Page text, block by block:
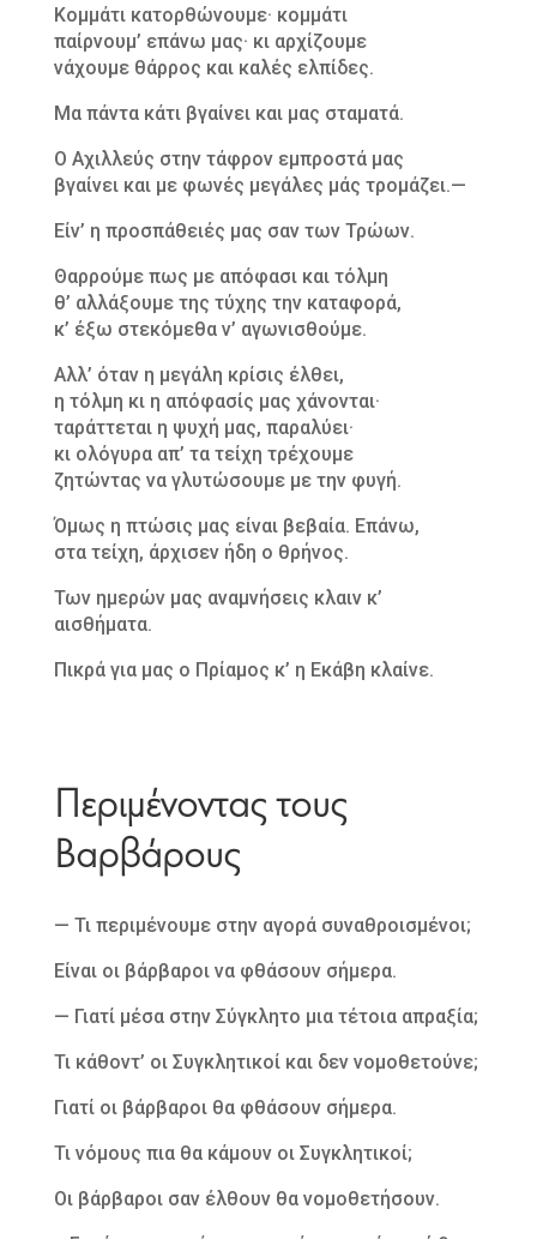
Κομμάτι κατορθώνουμε· κομμάτι
παίρνουμ’ επάνω μας· κι αρχίζουμε
νάχουμε θάρρος και καλές ελπίδες.
Μα πάντα κάτι βγαίνει και μας σταματά.
Ο Aχιλλεύς στην τάφρον εμπροστά μας
βγαίνει και με φωνές μεγάλες μάς τρομάζει.—
Είν’ η προσπάθειές μας σαν των Τρώων.
Θαρρούμε πως με απόφασι και τόλμη
θ’ αλλάξουμε της τύχης την καταφορά,
κ’ έξω στεκόμεθα ν’ αγωνισθούμε.
Aλλ’ όταν η μεγάλη κρίσις έλθει,
η τόλμη κι η απόφασίς μας χάνονται·
ταράττεται η ψυχή μας, παραλύει·
κι ολόγυρα απ’ τα τείχη τρέχουμε
ζητώντας να γλυτώσουμε με την φυγή.
Όμως η πτώσις μας είναι βεβαία. Επάνω,
στα τείχη, άρχισεν ήδη ο θρήνος.
Των ημερών μας αναμνήσεις κλαιν κ’
αισθήματα.
Πικρά για μας ο Πρίαμος κ’ η Εκάβη κλαίνε.
Περιμένοντας τους
Bαρβάρους
— Τι περιμένουμε στην αγορά συναθροισμένοι;
Είναι οι βάρβαροι να φθάσουν σήμερα.
— Γιατί μέσα στην Σύγκλητο μια τέτοια απραξία;
Τι κάθοντ’ οι Συγκλητικοί και δεν νομοθετούνε;
Γιατί οι βάρβαροι θα φθάσουν σήμερα.
Τι νόμους πια θα κάμουν οι Συγκλητικοί;
Οι βάρβαροι σαν έλθουν θα νομοθετήσουν.